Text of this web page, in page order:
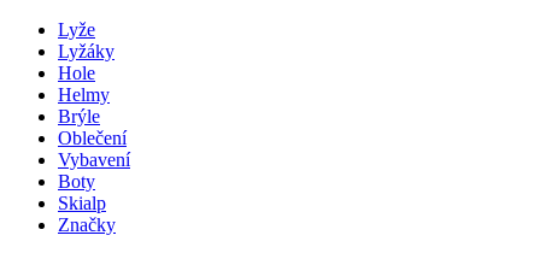
Lyže
Lyžáky
Hole
Helmy
Brýle
Oblečení
Vybavení
Boty
Skialp
Značky